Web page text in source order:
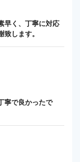
早く、丁寧に対応
します。
寧で良かったで